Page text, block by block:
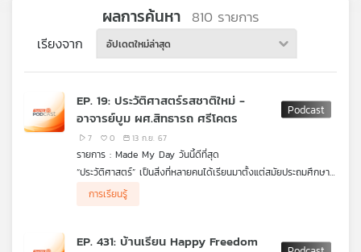
เพล
สต์
ผลการค้นหา 810 รายการ
เรียงจาก อัปเดตใหม่ล่าสุด
EP. 19: ประวัติศาสตร์รสชาติใหม่ -
อาจารย์บูม ผศ.สิทธารถ ศรีโคตร
7 0 13 ก.ย. 67
รายการ : Made My Day วันนี้ดีที่สุด
“ประวัติศาสตร์” เป็นสิ่งที่หลายคนได้เรียนมาตั้งแต่สมัยประถมศึกษา
มหาวิทยาลัยตลอดไปจนการใช้ชีวิตประจำวัน ทุกสิ่งรอบตัวล้วนผ่าน
การเดินทางของเวลา ตกผลึกเป็นบทเรียนมากมายให้เราได้ศึกษา
กาย และการนำเสนอสุดสนุกสนาน ทำให้การเรียนรู้ประวัติศาสตร์ไม่น่า
การเรียนรู้
EP. 431: บ้านเรียน Happy Freedom